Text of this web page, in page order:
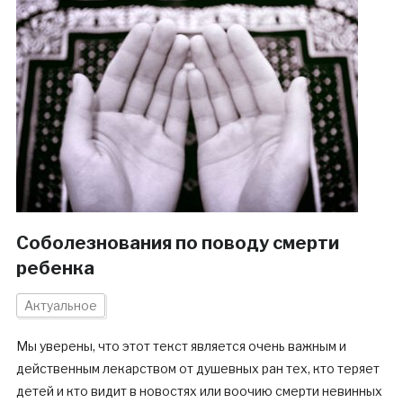
Соболезнования по поводу смерти
ребенка
Актуальное
Мы уверены, что этот текст является очень важным и
действенным лекарством от душевных ран тех, кто теряет
детей и кто видит в новостях или воочию смерти невинных